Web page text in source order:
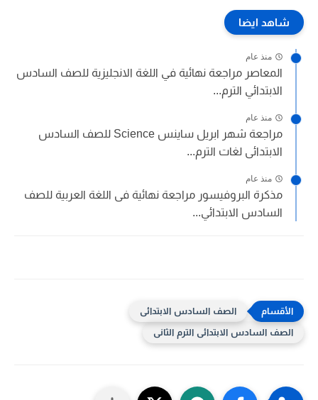
شاهد ايضا
منذ عام
المعاصر مراجعة نهائية في اللغة الانجليزية للصف السادس
الابتدائي الترم...
منذ عام
مراجعة شهر ابريل ساينس Science للصف السادس
الابتدائى لغات الترم...
منذ عام
مذكرة البروفيسور مراجعة نهائية فى اللغة العربية للصف
السادس الابتدائي...
الصف السادس الابتدائى
الصف السادس الابتدائى الترم الثانى